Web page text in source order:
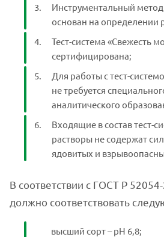
Инструментальный
основан на определении
Тест-система «Свежесть
сертифицирована;
Для работы с тест-
не требуется
аналитического
Входящие в состав тест-
растворы не содержат
ядовитых и
В соответствии с ГОСТ Р
должно соответствовать
высший сорт – рН 6,8;